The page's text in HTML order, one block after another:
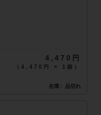
4,470円
（ 4,470円 × 1 袋 ）
在庫 品切れ